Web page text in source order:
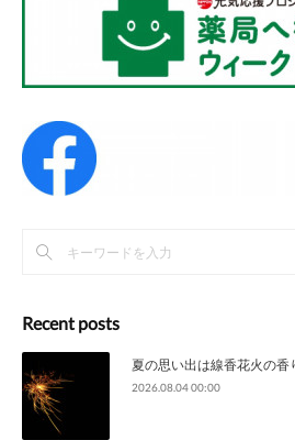
Recent posts
夏の思い出は線香花火の香
2026.08.04 00:00